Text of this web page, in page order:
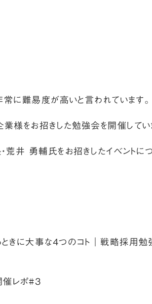
常に難易度が高いと言われています。
様をお招きした勉強会を開催してい
勇輔氏をお招きしたイベントに
きに大事な4つのコト｜戦略採用勉
催レポ#3